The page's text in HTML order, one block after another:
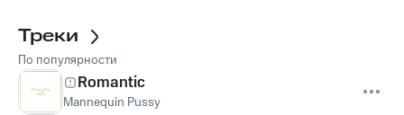
Треки
По популярности
Romantic
Mannequin Pussy